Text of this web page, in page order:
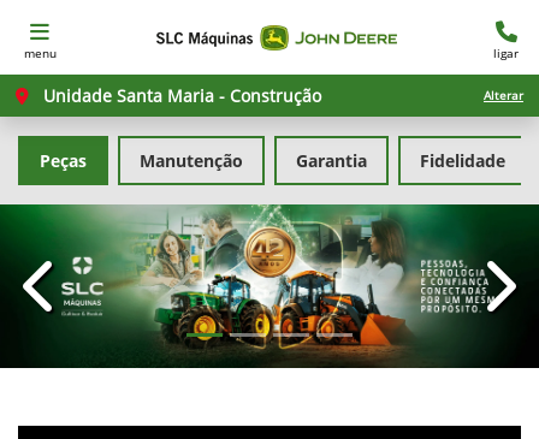
menu ligar
Unidade Santa Maria - Construção Alterar
Manutenção
Peças Garantia Fidelidade
templates.template-